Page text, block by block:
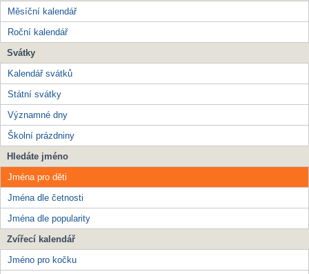
Měsíční kalendář
Roční kalendář
Svátky
Kalendář svátků
Státní svátky
Významné dny
Školní prázdniny
Hledáte jméno
Jména pro děti
Jména dle četnosti
Jména dle popularity
Zvířecí kalendář
Jméno pro kočku